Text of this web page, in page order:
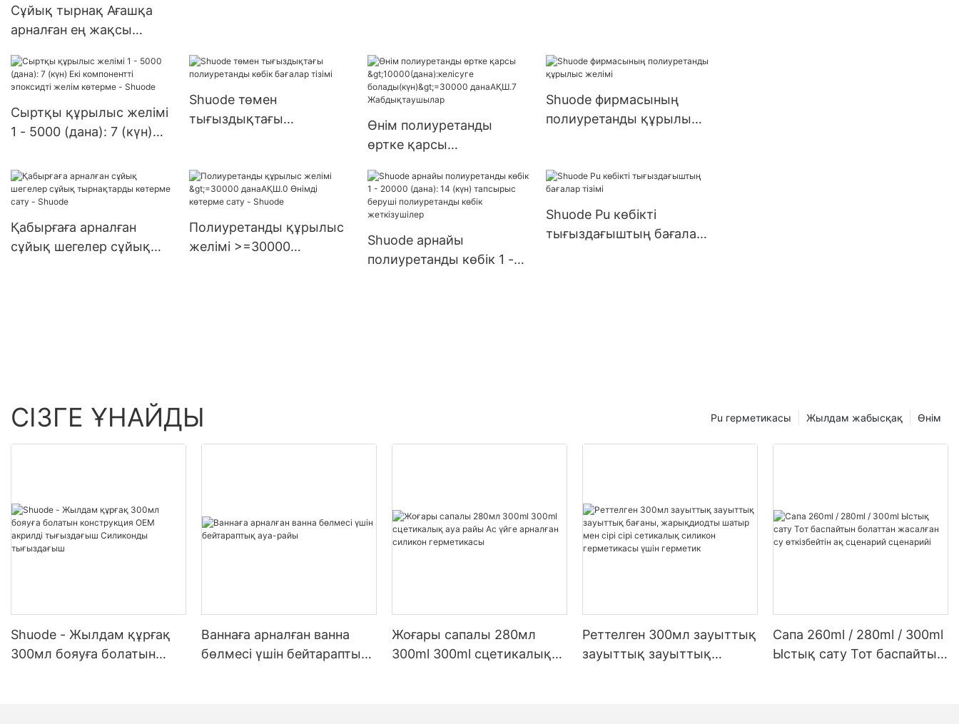
Сұйық тырнақ Ағашқа
арналған ең жақсы
>12000(дана):келісуге
болады(күн)>=30000дан
аUS72 Өндірушілер
Сыртқы құрылыс желімі
1 - 5000 (дана): 7 (күн)
эпоксидті желім көтерме
- Shuode
Shuode төмен
тығыздықтағы
Өнім полиуретанды
өртке қарсы
болады(күн)>=30000
данаАҚШ.7
Жабдықтаушылар
Shuode фирмасының
полиуретанды құрылыс
Қабырғаға арналған
сұйық шегелер сұйық
Полиуретанды құрылыс
желімі >=30000
Shuode арнайы
полиуретанды көбік 1 -
Shuode Pu көбікті
тығыздағыштың бағалар
СІЗГЕ ҰНАЙДЫ Өнім
Жылдам жабысқақ
Pu герметикасы
Shuode - Жылдам құрғақ
300мл бояуға болатын
Ваннаға арналған ванна
бөлмесі үшін бейтараптық
Жоғары сапалы 280мл
300ml 300ml сцетикалық
Реттелген 300мл зауыттық
зауыттық зауыттық
Сапа 260ml / 280ml / 300ml
Ыстық сату Тот баспайтын